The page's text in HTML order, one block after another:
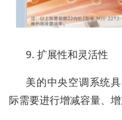
9. 扩展性和灵活性
美的中央空调系统
际需要进行增减容量、